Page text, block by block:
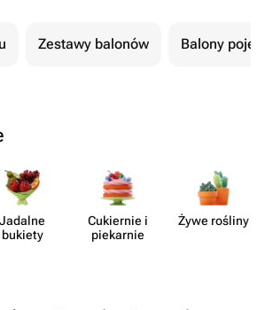
Zestawy balonów Balony
Jadalne
bukiety
Cukiernie i
piekarnie
Żywe rośliny